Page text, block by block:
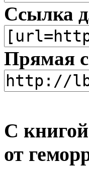
Ссылка
Прямая
С
от